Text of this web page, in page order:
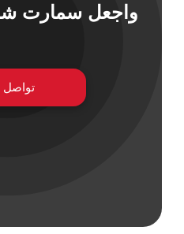
المعلومات
واجعل سمارت
تواصل